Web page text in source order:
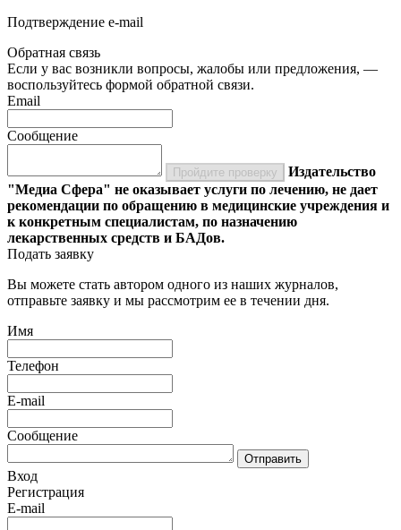
Подтверждение e-mail
Обратная связь
Если у вас возникли вопросы, жалобы или предложения, —
воспользуйтесь формой обратной связи.
Email
Сообщение
Пройдите проверку
Издательство
"Медиа Сфера" не оказывает услуги по лечению, не дает
рекомендации по обращению в медицинские учреждения и
к конкретным специалистам, по назначению
лекарственных средств и БАДов.
Подать заявку
Вы можете стать автором одного из наших журналов,
отправьте заявку и мы рассмотрим ее в течении дня.
Имя
Телефон
E-mail
Сообщение
Отправить
Вход
Регистрация
E-mail